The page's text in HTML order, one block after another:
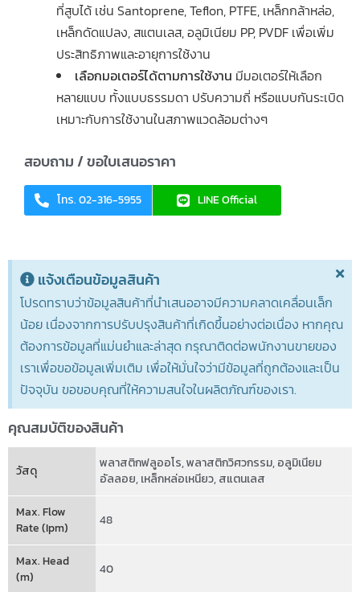
ที่สูบได้ เช่น Santoprene, Teflon, PTFE, เหล็กกล้าหล่อ,
เหล็กดัดแปลง, สแตนเลส, อลูมิเนียม PP, PVDF เพื่อเพิ่ม
ประสิทธิภาพและอายุการใช้งาน
เลือกมอเตอร์ได้ตามการใช้งาน มีมอเตอร์ให้เลือก
หลายแบบ ทั้งแบบธรรมดา ปรับความถี่ หรือแบบกันระเบิด
เหมาะกับการใช้งานในสภาพแวดล้อมต่างๆ
สอบถาม / ขอใบเสนอราคา
โทร. 02-316-5955 LINE Official
แจ้งเตือนข้อมูลสินค้า
โปรดทราบว่าข้อมูลสินค้าที่นำเสนออาจมีความคลาดเคลื่อนเล็ก
น้อย เนื่องจากการปรับปรุงสินค้าที่เกิดขึ้นอย่างต่อเนื่อง หากคุณ
ต้องการข้อมูลที่แม่นยำและล่าสุด กรุณาติดต่อพนักงานขายของ
เราเพื่อขอข้อมูลเพิ่มเติม เพื่อให้มั่นใจว่ามีข้อมูลที่ถูกต้องและเป็น
ปัจจุบัน ขอขอบคุณที่ให้ความสนใจในผลิตภัณฑ์ของเรา.
คุณสมบัติของสินค้า
วัสดุ พลาสติกฟลูออโร,พลาสติกวิศวกรรม,อลูมิเนียม
อัลลอย,เหล็กหล่อเหนียว,สแตนเลส
Max. Flow
Rate (Ipm)
48
Max. Head
(m)
40